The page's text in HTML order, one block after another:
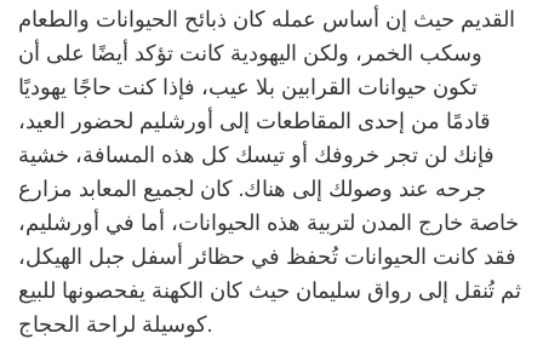
القديم حيث إن أساس عمله كان ذبائح الحيوانات والطعام
وسكب الخمر، ولكن اليهودية كانت تؤكد أيضًا على أن
تكون حيوانات القرابين بلا عيب، فإذا كنت حاجًا يهوديًا
قادمًا من إحدى المقاطعات إلى أورشليم لحضور العيد،
فإنك لن تجر خروفك أو تيسك كل هذه المسافة، خشية
جرحه عند وصولك إلى هناك. كان لجميع المعابد مزارع
خاصة خارج المدن لتربية هذه الحيوانات، أما في أورشليم،
فقد كانت الحيوانات تُحفظ في حظائر أسفل جبل الهيكل،
ثم تُنقل إلى رواق سليمان حيث كان الكهنة يفحصونها للبيع
كوسيلة لراحة الحجاج.